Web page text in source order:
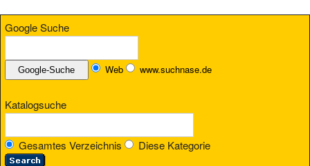
Google Suche
Web www.suchnase.de
Katalogsuche
Gesamtes Verzeichnis Diese Kategorie